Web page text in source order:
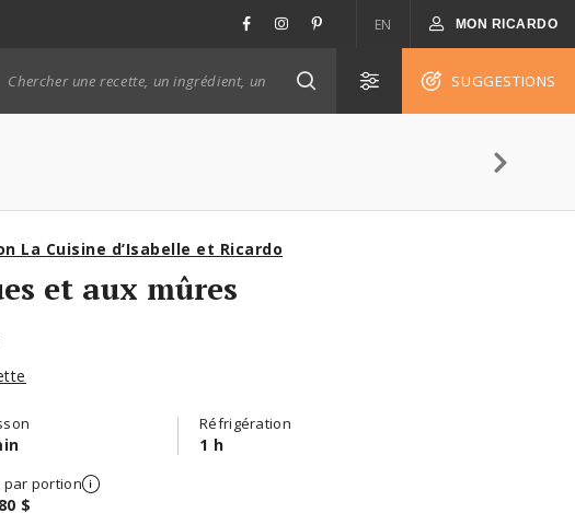
EN MON RICARDO
SUGGESTIONS
La Cuisine d’Isabelle et Ricardo
et aux mûres
Réfrigération
1 h
par portion
$